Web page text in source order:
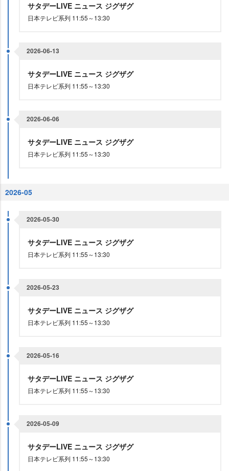
サタデーLIVE ニュース ジグザグ
日本テレビ系列 11:55～13:30
2026-06-13
サタデーLIVE ニュース ジグザグ
日本テレビ系列 11:55～13:30
2026-06-06
サタデーLIVE ニュース ジグザグ
日本テレビ系列 11:55～13:30
2026-05
2026-05-30
サタデーLIVE ニュース ジグザグ
日本テレビ系列 11:55～13:30
2026-05-23
サタデーLIVE ニュース ジグザグ
日本テレビ系列 11:55～13:30
2026-05-16
サタデーLIVE ニュース ジグザグ
日本テレビ系列 11:55～13:30
2026-05-09
サタデーLIVE ニュース ジグザグ
日本テレビ系列 11:55～13:30